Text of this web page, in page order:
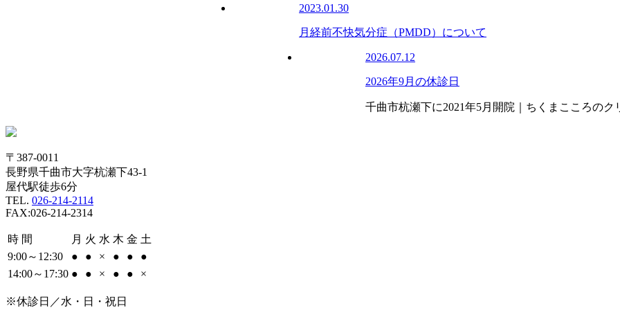
2023.01.30
月経前不快気分症（PMDD）について
2026.07.12
2026年9月の休診日
千曲市杭瀬下に2021年5月開院｜ちくまこころのク
〒387-0011
長野県千曲市大字杭瀬下43-1
屋代駅徒歩6分
TEL. 026-214-2114
FAX:026-214-2314
時 間 月 火 水 木 金 土
9:00～12:30
● ● × ● ●
●
14:00～17:30 ● ● × ● ● ×
※休診日／水・日・祝日